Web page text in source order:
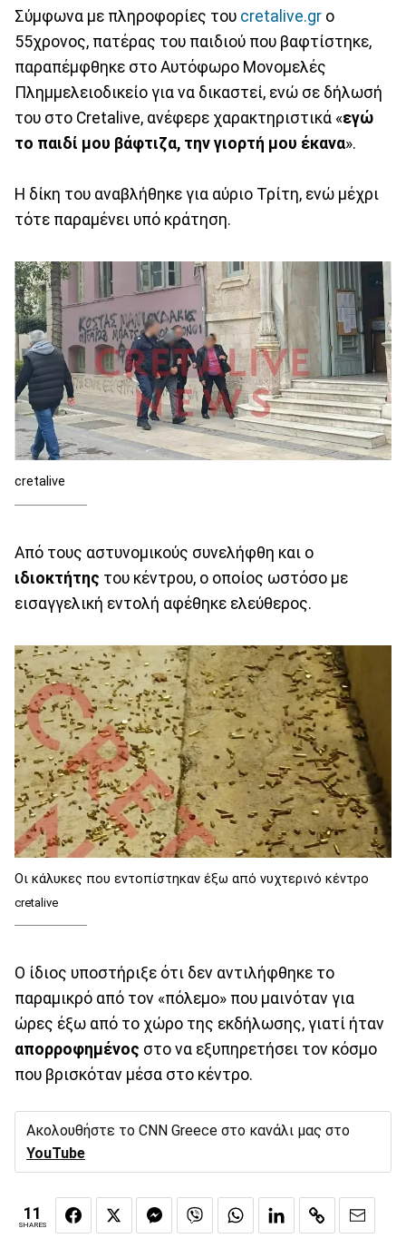
Σύμφωνα με πληροφορίες του cretalive.gr ο
55χρονος, πατέρας του παιδιού που βαφτίστηκε,
παραπέμφθηκε στο Αυτόφωρο Μονομελές
Πλημμελειοδικείο για να δικαστεί, ενώ σε δήλωσή
του στο Cretalive, ανέφερε χαρακτηριστικά «εγώ
το παιδί μου βάφτιζα, την γιορτή μου έκανα».
Η δίκη του αναβλήθηκε για αύριο Τρίτη, ενώ μέχρι
τότε παραμένει υπό κράτηση.
cretalive
Από τους αστυνομικούς συνελήφθη και ο
ιδιοκτήτης του κέντρου, ο οποίος ωστόσο με
εισαγγελική εντολή αφέθηκε ελεύθερος.
Οι κάλυκες που εντοπίστηκαν έξω από νυχτερινό κέντρο
cretalive
Ο ίδιος υποστήριξε ότι δεν αντιλήφθηκε το
παραμικρό από τον «πόλεμο» που μαινόταν για
ώρες έξω από το χώρο της εκδήλωσης, γιατί ήταν
απορροφημένος στο να εξυπηρετήσει τον κόσμο
που βρισκόταν μέσα στο κέντρο.
Ακολουθήστε το CNN Greece στο κανάλι μας στο
YouTube
11
SHARES